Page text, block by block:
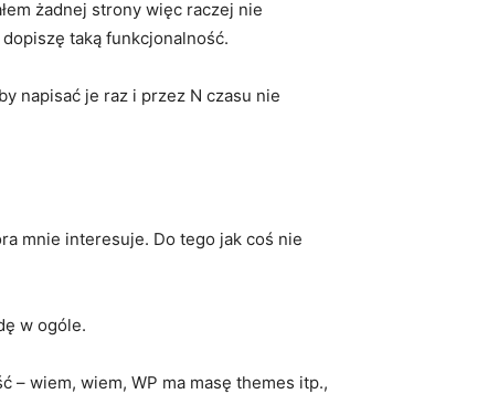
żadnej strony więc raczej nie
taką funkcjonalność.
napisać je raz i przez N czasu nie
mnie interesuje. Do tego jak coś nie
w ogóle.
– wiem, wiem, WP ma masę themes itp.,